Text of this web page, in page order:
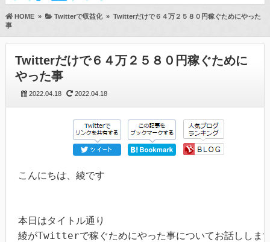
HOME» Twitterで収益化» Twitterだけで６４万２５８０円稼ぐためにやった
事
Twitterだけで６４万２５８０円稼ぐために
やった事
2022.04.18 2022.04.18
こんにちは、綾です
本日はタイトル通り
綾がTwitterで稼ぐためにやった事についてお話ししま